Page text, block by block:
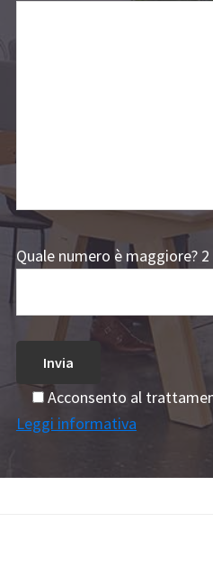
Quale numero è maggiore? 2
Acconsento al
Leggi informativa